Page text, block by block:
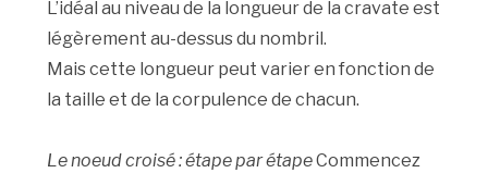
L’idéal au niveau de la longueur de la cravate est
légèrement au-dessus du nombril.
Mais cette longueur peut varier en fonction de
la taille et de la corpulence de chacun.
Le noeud croisé : étape par étapeCommencez